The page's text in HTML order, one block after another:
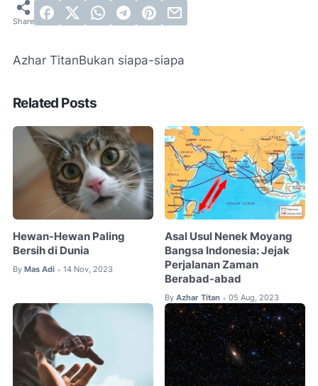
Azhar TitanBukan siapa-siapa
Related Posts
Hewan-Hewan Paling
Bersih di Dunia
By Mas Adi • 14 Nov, 2023
Asal Usul Nenek Moyang
Bangsa Indonesia: Jejak
Perjalanan Zaman
Berabad-abad
By Azhar Titan • 05 Aug, 2023